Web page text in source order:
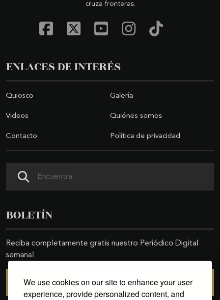
We use cookies on our site to enhance your user
experience, provide personalized content, and
cruza fronteras.
ENLACES DE INTERÉS
Quiosco Galería
Videos Quiénes somos
Contacto Política de privacidad
BOLETÍN
Reciba completamente gratis nuestro Periódico Digital
semanal
SUSCRIBIRSE